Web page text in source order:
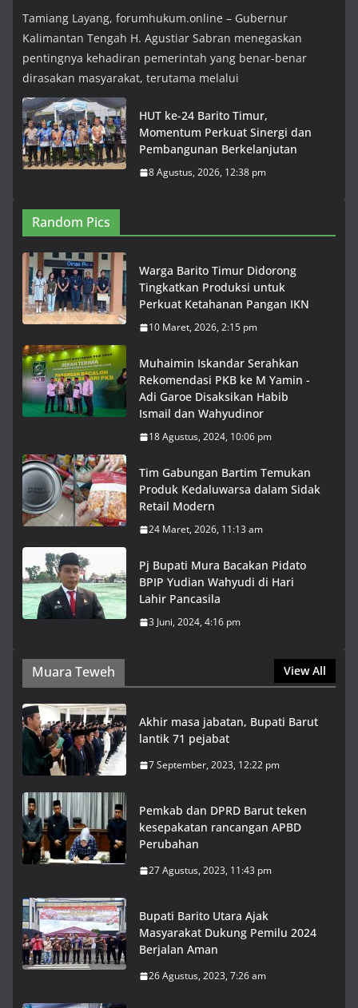
Tamiang Layang, forumhukum.online – Gubernur
Kalimantan Tengah H. Agustiar Sabran menegaskan
pentingnya kehadiran pemerintah yang benar-benar
dirasakan masyarakat, terutama melalui
HUT ke-24 Barito Timur,
Momentum Perkuat Sinergi dan
Pembangunan Berkelanjutan
8 Agustus, 2026, 12:38 pm
Random Pics
Warga Barito Timur Didorong
Tingkatkan Produksi untuk
Perkuat Ketahanan Pangan IKN
10 Maret, 2026, 2:15 pm
Muhaimin Iskandar Serahkan
Rekomendasi PKB ke M Yamin -
Adi Garoe Disaksikan Habib
Ismail dan Wahyudinor
18 Agustus, 2024, 10:06 pm
Tim Gabungan Bartim Temukan
Produk Kedaluwarsa dalam Sidak
Retail Modern
24 Maret, 2026, 11:13 am
Pj Bupati Mura Bacakan Pidato
BPIP Yudian Wahyudi di Hari
Lahir Pancasila
3 Juni, 2024, 4:16 pm
Muara Teweh View All
Akhir masa jabatan, Bupati Barut
lantik 71 pejabat
7 September, 2023, 12:22 pm
Pemkab dan DPRD Barut teken
kesepakatan rancangan APBD
Perubahan
27 Agustus, 2023, 11:43 pm
Bupati Barito Utara Ajak
Masyarakat Dukung Pemilu 2024
Berjalan Aman
26 Agustus, 2023, 7:26 am